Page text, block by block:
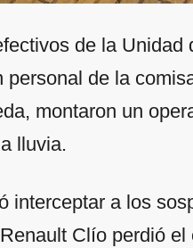
de la Unidad
de la
montaron un
lluvia.
interceptar a los
Clío perdió